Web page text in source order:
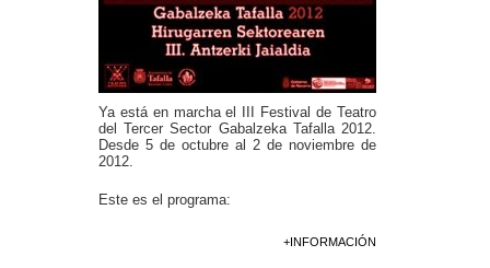
Ya está en marcha el III Festival de Teatro
del Tercer Sector Gabalzeka Tafalla 2012.
Desde 5 de octubre al 2 de noviembre de
2012.
Este es el programa:
+INFORMACIÓN